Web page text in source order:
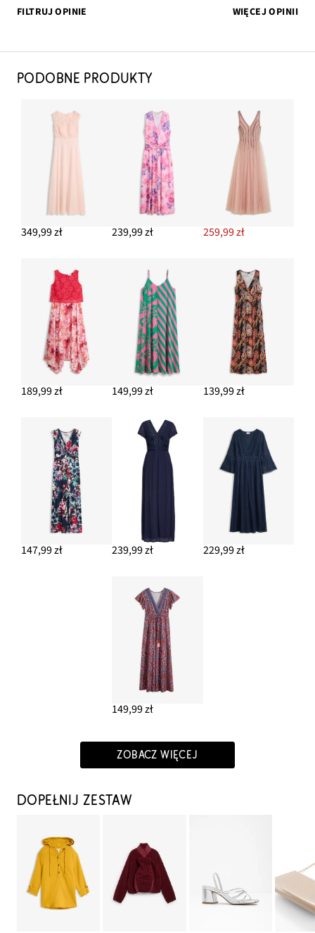
FILTRUJ OPINIE
WIĘCEJ OPINII
PODOBNE PRODUKTY
349,99 zł 239,99 zł 259,99 zł
189,99 zł 149,99 zł 139,99 zł
147,99 zł 239,99 zł 229,99 zł
149,99 zł
ZOBACZ WIĘCEJ
DOPEŁNIJ ZESTAW